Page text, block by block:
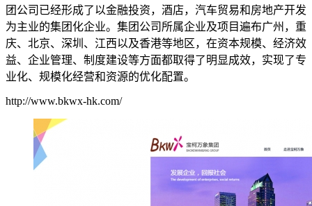
团公司已经形成了以金融投资，酒店，汽车贸易和房地产开发
为主业的集团化企业。集团公司所属企业及项目遍布广州，重
庆、北京、深圳、江西以及香港等地区，在资本规模、经济效
益、企业管理、制度建设等方面都取得了明显成效，实现了专
业化、规模化经营和资源的优化配置。
http://www.bkwx-hk.com/